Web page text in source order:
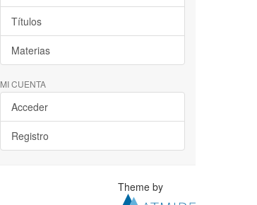
Títulos
Materias
MI CUENTA
Acceder
Registro
Theme by